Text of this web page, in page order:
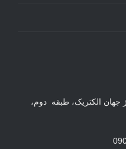
جهان الکتریک، طبقه دوم،